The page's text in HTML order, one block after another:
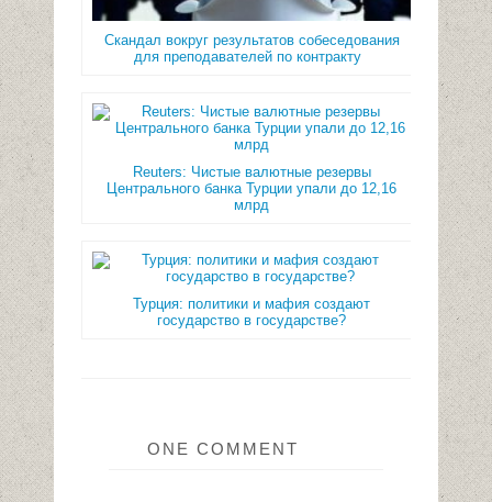
Скандал вокруг результатов собеседования
для преподавателей по контракту
Reuters: Чистые валютные резервы
Центрального банка Турции упали до 12,16
млрд
Турция: политики и мафия создают
государство в государстве?
ONE COMMENT